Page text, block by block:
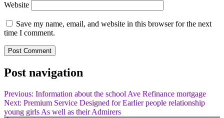
Website
Save my name, email, and website in this browser for the next
time I comment.
Post navigation
Previous: Information about the school Ave Refinance mortgage
Next: Premium Service Designed for Earlier people relationship
young girls As well as their Admirers